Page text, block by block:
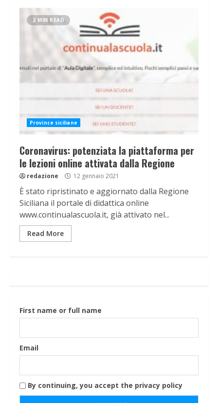
2 MIN READ
Province siciliane
Coronavirus: potenziata la piattaforma per
le lezioni online attivata dalla Regione
redazione 12 gennaio 2021
È stato ripristinato e aggiornato dalla Regione
Siciliana il portale di didattica online
www.continualascuola.it, già attivato nel...
Read More
First name or full name
Email
By continuing, you accept the privacy policy